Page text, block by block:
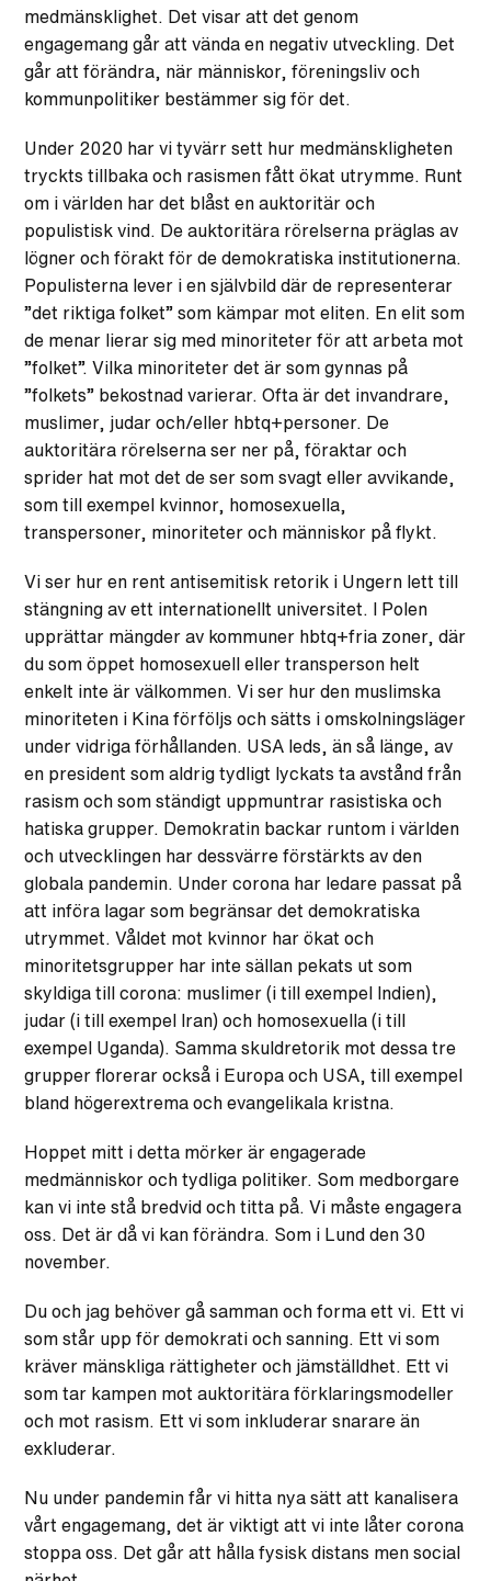
medmänsklighet. Det visar att det genom
engagemang går att vända en negativ utveckling. Det
går att förändra, när människor, föreningsliv och
kommunpolitiker bestämmer sig för det.
Under 2020 har vi tyvärr sett hur medmänskligheten
tryckts tillbaka och rasismen fått ökat utrymme. Runt
om i världen har det blåst en auktoritär och
populistisk vind. De auktoritära rörelserna präglas av
lögner och förakt för de demokratiska institutionerna.
Populisterna lever i en självbild där de representerar
”det riktiga folket” som kämpar mot eliten. En elit som
de menar lierar sig med minoriteter för att arbeta mot
”folket”. Vilka minoriteter det är som gynnas på
”folkets” bekostnad varierar. Ofta är det invandrare,
muslimer, judar och/eller hbtq+personer. De
auktoritära rörelserna ser ner på, föraktar och
sprider hat mot det de ser som svagt eller avvikande,
som till exempel kvinnor, homosexuella,
transpersoner, minoriteter och människor på flykt.
Vi ser hur en rent antisemitisk retorik i Ungern lett till
stängning av ett internationellt universitet. I Polen
upprättar mängder av kommuner hbtq+fria zoner, där
du som öppet homosexuell eller transperson helt
enkelt inte är välkommen. Vi ser hur den muslimska
minoriteten i Kina förföljs och sätts i omskolningsläger
under vidriga förhållanden. USA leds, än så länge, av
en president som aldrig tydligt lyckats ta avstånd från
rasism och som ständigt uppmuntrar rasistiska och
hatiska grupper. Demokratin backar runtom i världen
och utvecklingen har dessvärre förstärkts av den
globala pandemin. Under corona har ledare passat på
att införa lagar som begränsar det demokratiska
utrymmet. Våldet mot kvinnor har ökat och
minoritetsgrupper har inte sällan pekats ut som
skyldiga till corona: muslimer (i till exempel Indien),
judar (i till exempel Iran) och homosexuella (i till
exempel Uganda). Samma skuldretorik mot dessa tre
grupper florerar också i Europa och USA, till exempel
bland högerextrema och evangelikala kristna.
Hoppet mitt i detta mörker är engagerade
medmänniskor och tydliga politiker. Som medborgare
kan vi inte stå bredvid och titta på. Vi måste engagera
oss. Det är då vi kan förändra. Som i Lund den 30
november.
Du och jag behöver gå samman och forma ett vi. Ett vi
som står upp för demokrati och sanning. Ett vi som
kräver mänskliga rättigheter och jämställdhet. Ett vi
som tar kampen mot auktoritära förklaringsmodeller
och mot rasism. Ett vi som inkluderar snarare än
exkluderar.
Nu under pandemin får vi hitta nya sätt att kanalisera
vårt engagemang, det är viktigt att vi inte låter corona
stoppa oss. Det går att hålla fysisk distans men social